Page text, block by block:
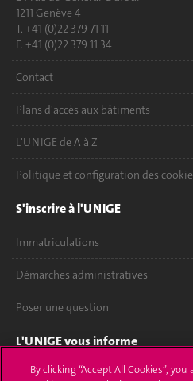
1211 Genève 4
T. +41 (0)22 379 71 11
F. +41 (0)22 379 11 34
Contact
Plans d'accès aux bâtiments
L'UNIGE de A à Z
Politique et configuration des
S'inscrire à l'UNIGE
Immatriculations
Démarches administratives
Poser une question
L'UNIGE vous informe
UNIGE Mobile
By clicking “Accept All Cookies”,